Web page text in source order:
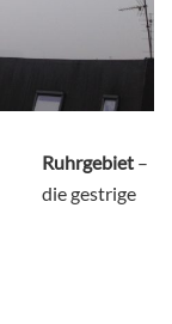
Ruhrgebiet –
die gestrige